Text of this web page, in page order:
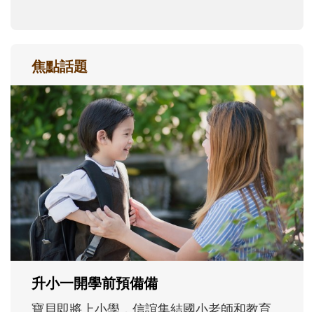
焦點話題
和孩子一起長大的那個男人│讀懂父親的
不同模樣
沒有人天生就擅長當爸爸！男人總是在一次
次「前所未有」的體驗中，跟著孩子一起長
大。從給予安全感的肢體遊戲，到獨立自
主、角色認同及解決問題的能力養成。爸爸
正嘗試用不同的模樣，參與孩子每個重要的